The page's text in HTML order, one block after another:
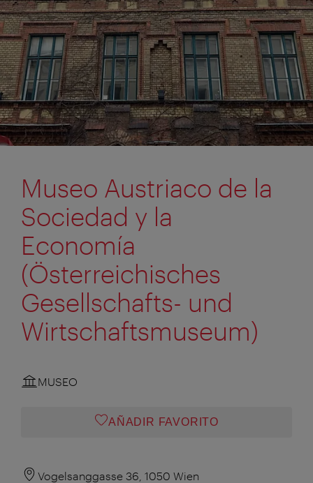
Museo Austriaco de la
Sociedad y la
Economía
(Österreichisches
Gesellschafts- und
Wirtschaftsmuseum)
MUSEO
AÑADIR FAVORITO
Vogelsanggasse 36, 1050 Wien